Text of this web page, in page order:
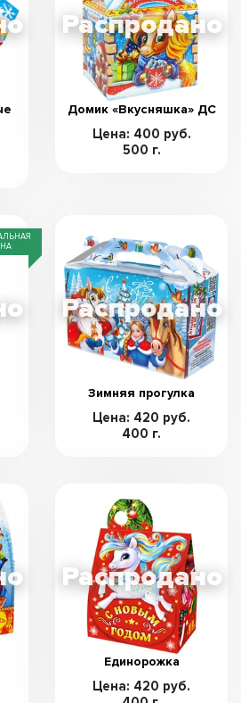
Домик «Вкусняшка» ДС
Цена: 400 руб.
500 г.
Зимняя прогулка
Цена: 420 руб.
400 г.
Единорожка
Цена: 420 руб.